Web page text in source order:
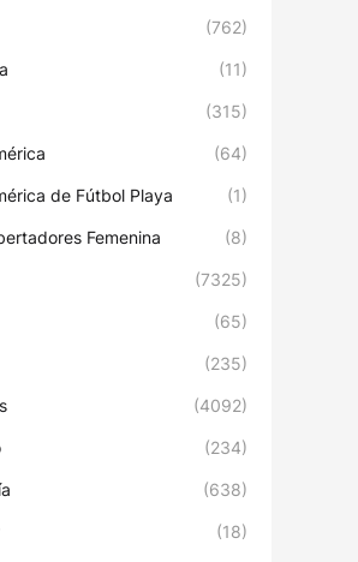
(762)
(11)
(315)
(64)
de Fútbol Playa (1)
Femenina (8)
(7325)
(65)
(235)
(4092)
(234)
(638)
(18)